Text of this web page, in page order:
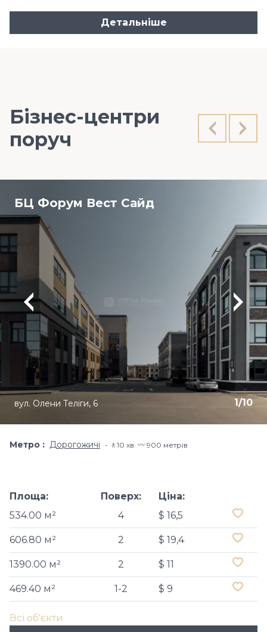
Детальніше
Бізнес-центри
поруч
БЦ Форум Вест Сайд
1/10
вул. Олени Теліги, 6
Метро Дорогожичі 🚶10 хв​. 〰️ 900 метрів
Площа:
534.00 м²
Поверх:
4
Ціна:
$ 16,5
606.80 м² 2 $ 19,4
1390.00 м² 2 $ 11
469.40 м² 1-2 $ 9
Всі об'єкти